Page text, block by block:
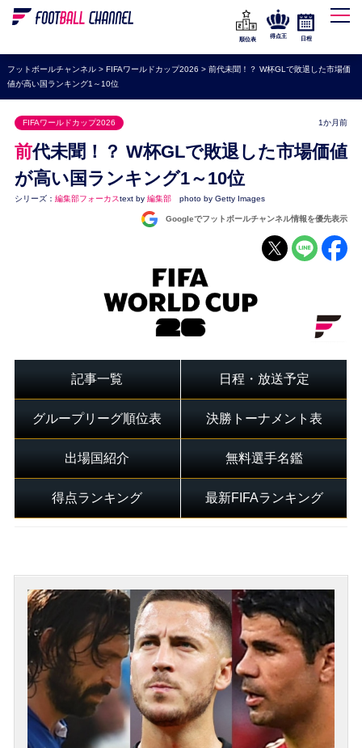
WEリーグ
海外サッカー
プレミアリーグ
ラ・リーガ
セリエA
ブンデスリーガ
UEFA
ナショナルチーム
順位表
得点王 日程
フットボールチャンネル> FIFAワールドカップ2026 > 前代未聞！？ W杯GLで敗退した市場価
値が高い国ランキング1～10位
FIFAワールドカップ2026 1か月前
前代未聞！？ W杯GLで敗退した市場価値
が高い国ランキング1～10位
シリーズ： 編集部フォーカスtext by 編集部 photo by Getty Images
Googleでフットボールチャンネル情報を優先表示
記事一覧 日程・放送予定
グループリーグ順位表 決勝トーナメント表
出場国紹介 無料選手名鑑
得点ランキング 最新FIFAランキング